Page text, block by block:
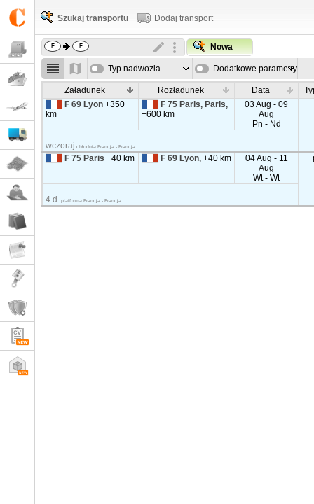
Szukaj transportu Dodaj transport
Nowa
Typ nadwozia Dodatkowe parametry
Załadunek Rozładunek Data
F 69 Lyon+350
km
F 75 Paris, Paris,
+600 km
03 Aug - 09
Aug
Pn - Nd
wczoraj chłodnia Francja - Francja
F 75 Paris+40 km F 69 Lyon,+40 km
04 Aug - 11
Aug
Wt - Wt
4 d. platforma Francja - Francja